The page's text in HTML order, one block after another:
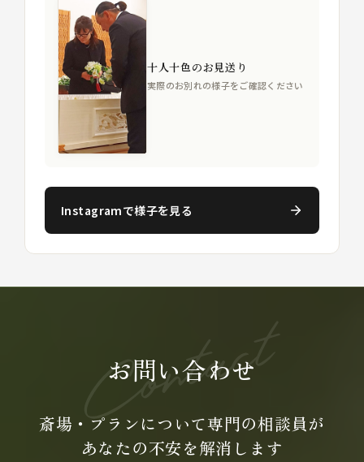
十人十色のお見送り
実際のお別れの様子をご確認ください
Instagramで様子を見る
お問い合わせ
斎場・プランについて専門の相談員が
あなたの不安を解消します